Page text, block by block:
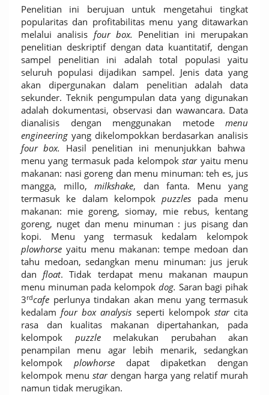
Penelitian ini berujuan untuk mengetahui tingkat
popularitas dan profitabilitas menu yang ditawarkan
melalui analisis four box. Penelitian ini merupakan
penelitian deskriptif dengan data kuantitatif, dengan
sampel penelitian ini adalah total populasi yaitu
seluruh populasi dijadikan sampel. Jenis data yang
akan dipergunakan dalam penelitian adalah data
sekunder. Teknik pengumpulan data yang digunakan
adalah dokumentasi, observasi dan wawancara. Data
dianalisis dengan menggunakan metode menu
engineering yang dikelompokkan berdasarkan analisis
four box. Hasil penelitian ini menunjukkan bahwa
menu yang termasuk pada kelompokstaryaitu menu
makanan: nasi goreng dan menu minuman: teh es, jus
mangga, millo,milkshake, dan fanta. Menu yang
termasuk ke dalam kelompokpuzzles pada menu
makanan: mie goreng, siomay, mie rebus, kentang
goreng, nuget dan menu minuman : jus pisang dan
kopi. Menu yang termasuk kedalam kelompok
plowhorse yaitu menu makanan: tempe medoan dan
tahu medoan, sedangkan menu minuman: jus jeruk
danfloat. Tidak terdapat menu makanan maupun
menu minuman pada kelompok dog. Saran bagi pihak
3rdcafe perlunya tindakan akan menu yang termasuk
kedalamfour box analysis seperti kelompok starcita
rasa dan kualitas makanan dipertahankan, pada
kelompok puzzlemelakukan perubahan akan
penampilan menu agar lebih menarik, sedangkan
kelompok plowhorsedapat dipaketkan dengan
kelompok menu stardengan harga yang relatif murah
namun tidak merugikan.